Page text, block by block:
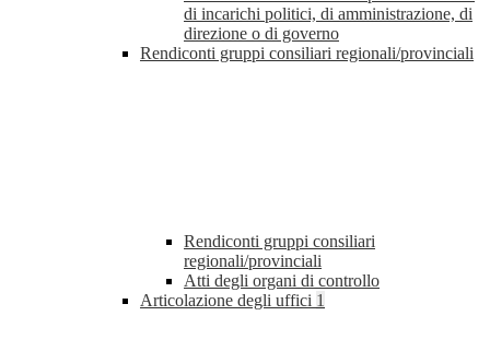
di incarichi politici, di amministrazione, di
direzione o di governo
Rendiconti gruppi consiliari regionali/provinciali
Rendiconti gruppi consiliari
regionali/provinciali
Atti degli organi di controllo
Articolazione degli uffici 1